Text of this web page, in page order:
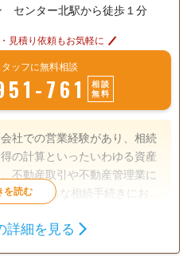
センター北駅から徒歩１分
見積り依頼もお気軽に
ッフに無料相談
761
相談
無料
社での営業経験があり、相続
の計算といったいわゆる資産
不動産取引や不動産管理業に
なりがちな相続手続きにおい
先々を見据えた対応を心がけ
詳細を見る